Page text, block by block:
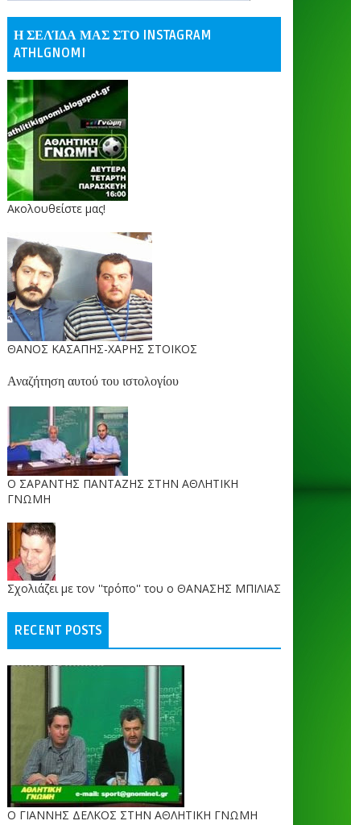
Η ΣΕΛΊΔΑ ΜΑΣ ΣΤΟ INSTAGRAM
ATHLGNOMI
Ακολουθείστε μας!
ΘΑΝΟΣ ΚΑΣΑΠΗΣ-ΧΑΡΗΣ ΣΤΟΙΚΟΣ
Αναζήτηση αυτού του ιστολογίου
O ΣΑΡΑΝΤΗΣ ΠΑΝΤΑΖΗΣ ΣΤΗΝ ΑΘΛΗΤΙΚΗ
ΓΝΩΜΗ
Σχολιάζει με τον ''τρόπο'' του ο ΘΑΝΑΣΗΣ ΜΠΙΛΙΑΣ
RECENT POSTS
Ο ΓΙΑΝΝΗΣ ΔΕΛΚΟΣ ΣΤΗΝ ΑΘΛΗΤΙΚΗ ΓΝΩΜΗ